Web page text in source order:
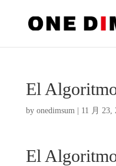
El
byonedimsum 11 月 23,
El